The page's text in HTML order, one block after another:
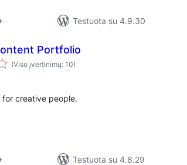
Testuota su 4.9.30
Portfolio
(Viso įvertinimų: 10)
creative people.
Testuota su 4.8.29